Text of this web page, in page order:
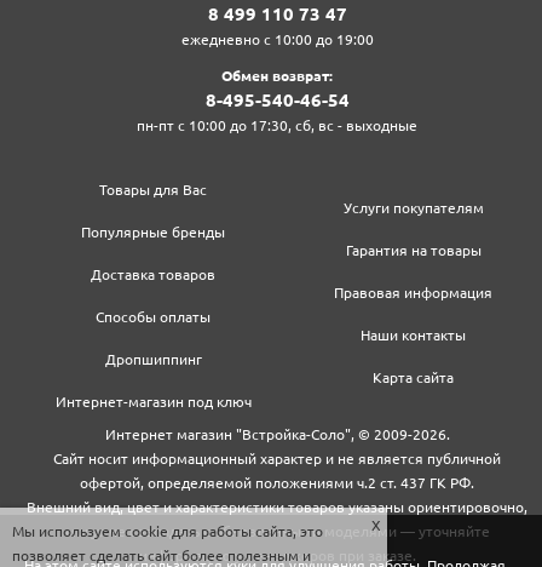
8‍ 4‍9‍9‍ 1‍1‍0‍ 7‍3‍ 4‍7‍
ежедневно с 10:00 до 19:00
Обмен возврат:
8‍-4‍9‍5‍-5‍4‍0‍-4‍6‍-5‍4‍
пн-пт с 10:00 до 17:30, сб, вс - выходные
Товары для Вас
Популярные бренды
Доставка товаров
Способы оплаты
Дропшиппинг
Интернет-магазин под ключ
Услуги покупателям
Гарантия на товары
Правовая информация
Наши контакты
Карта сайта
Интернет магазин "Встройка-Соло", © 2009-2026.
Сайт носит информационный характер и не является публичной
офертой, определяемой положениями ч.2 ст. 437 ГК РФ.
Внешний вид, цвет и характеристики товаров указаны ориентировочно,
могут не совпадать с обновленными моделями — уточняйте
информацию у менеджеров при заказе.
Мы используем cookie для работы сайта, это
позволяет сделать сайт более полезным и